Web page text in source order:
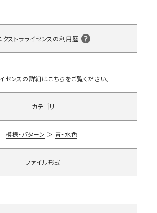
クストラライセンスの利用歴
センスの詳細はこちらをご覧ください。
カテゴリ
模様・パターン 青・水色
ファイル形式